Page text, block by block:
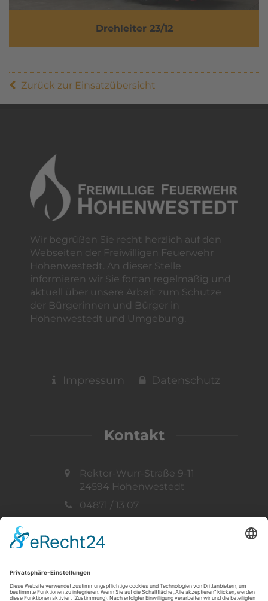
Drehleiter 23/12
Zurück zur Einsatzübersicht
Wir begrüßen Sie recht herzlich auf den
Webseiten der Freiwilligen Feuerwehr
Hohenwestedt. An dieser Stelle
informieren wir Sie fortan regelmäßig und
aktuell über unsere Arbeit zum Schutze
der Bürgerinnen und Bürger in
Hohenwestedt und Umgebung.
Impressum Datenschutz
Kontakt
Rektor-Wurr-Straße 9-11
24594 Hohenwestedt
04871 / 13 07
Vertreten durch:
Thorsten Müller
Telefon: 04871 / 33 73